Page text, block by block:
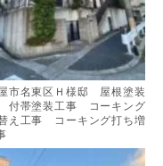
市名東区Ｈ様邸 屋根塗装
付帯塗装工事 コーキング
え工事 コーキング打ち増